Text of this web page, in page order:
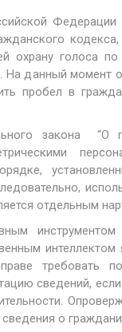
охрану голоса
На данный момент
пробел в
закона “О
отдельным
требовать
сведений,
о